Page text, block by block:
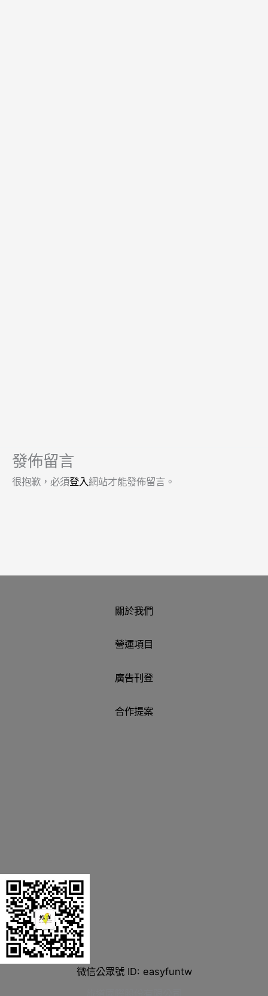
發佈留言
很抱歉，必須登入網站才能發佈留言。
關於我們
營運項目
廣告刊登
合作提案
微信公眾號 ID: easyfuntw